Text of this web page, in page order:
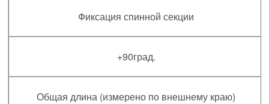
Фиксация спинной секции
+90град.
Общая длина (измерено по внешнему краю)